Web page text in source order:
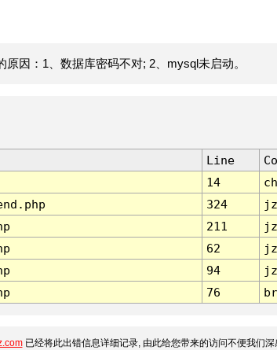
因：1、数据库密码不对; 2、mysql未启动。
Line
14
324
211
62
94
76
已经将此出错信息详细记录, 由此给您带来的访问不便我们深